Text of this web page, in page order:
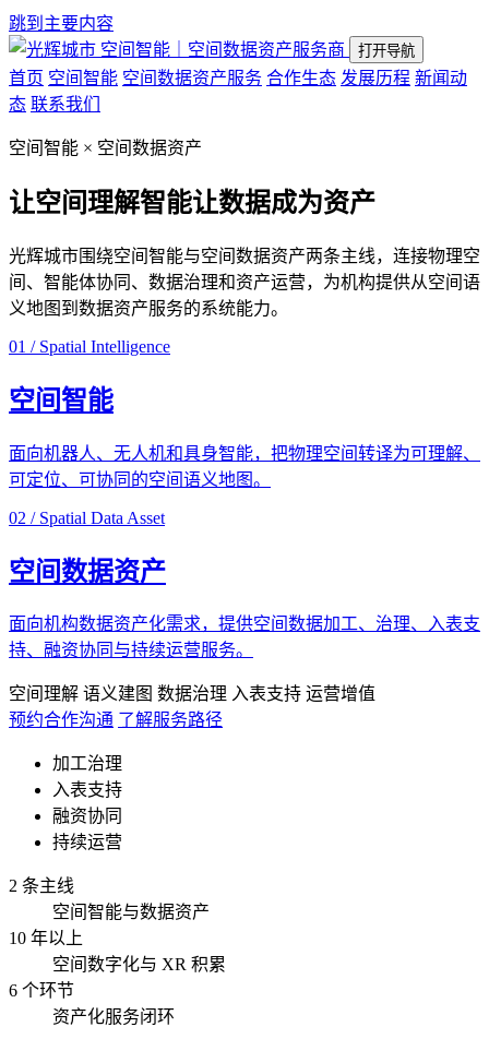
跳到主要内容
空间智能｜空间数据资产服务商
打开导航
首页 空间智能 空间数据资产服务 合作生态 发展历程 新闻动
态 联系我们
空间智能 × 空间数据资产
让空间理解智能让数据成为资产
光辉城市围绕空间智能与空间数据资产两条主线，连接物理空
间、智能体协同、数据治理和资产运营，为机构提供从空间语
义地图到数据资产服务的系统能力。
01 / Spatial Intelligence
空间智能
面向机器人、无人机和具身智能，把物理空间转译为可理解、
可定位、可协同的空间语义地图。
02 / Spatial Data Asset
空间数据资产
面向机构数据资产化需求，提供空间数据加工、治理、入表支
持、融资协同与持续运营服务。
空间理解 语义建图 数据治理 入表支持 运营增值
预约合作沟通 了解服务路径
加工治理
入表支持
融资协同
持续运营
2 条主线
空间智能与数据资产
10 年以上
空间数字化与 XR 积累
6 个环节
资产化服务闭环